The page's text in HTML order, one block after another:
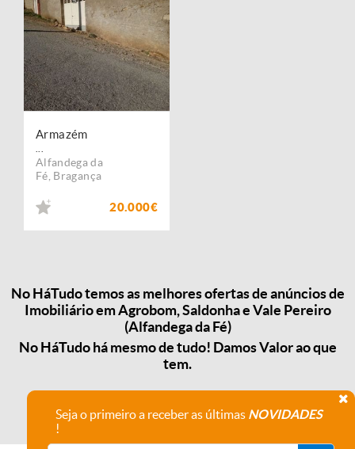
Armazém
Alfandega da
Fé Bragança
20.000€
No HáTudo temos as melhores ofertas de anúncios de
Imobiliário em Agrobom, Saldonha e Vale Pereiro
(Alfandega da Fé)
No HáTudo há mesmo de tudo! Damos Valor ao que
tem.
Seja o primeiro a receber as últimas NOVIDADES
!